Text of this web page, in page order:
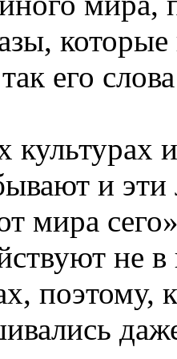
которые
его
культурах
и
мира
не
поэтому,